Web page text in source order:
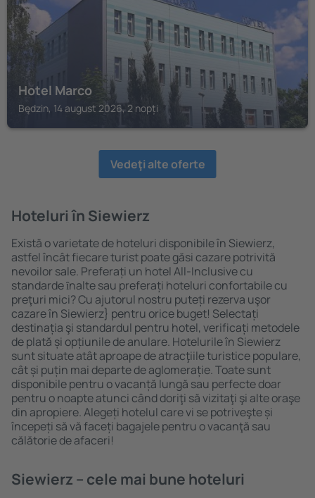
Hotel Marco
Będzin, 14 august 2026, 2 nopți
Vedeţi alte oferte
Hoteluri în Siewierz
Există o varietate de hoteluri disponibile în Siewierz,
astfel încât fiecare turist poate găsi cazare potrivită
nevoilor sale. Preferați un hotel All-Inclusive cu
standarde ȋnalte sau preferați hoteluri confortabile cu
preţuri mici? Cu ajutorul nostru puteți rezerva uşor
cazare în Siewierz} pentru orice buget! Selectați
destinația şi standardul pentru hotel, verificați metodele
de plată și opțiunile de anulare. Hotelurile în Siewierz
sunt situate atât aproape de atracţiile turistice populare,
cât și puțin mai departe de aglomerație. Toate sunt
disponibile pentru o vacanță lungă sau perfecte doar
pentru o noapte atunci când doriţi să vizitaţi şi alte oraşe
din apropiere. Alegeți hotelul care vi se potriveşte și
începeți să vă faceți bagajele pentru o vacanţă sau
călătorie de afaceri!
Siewierz – cele mai bune hoteluri